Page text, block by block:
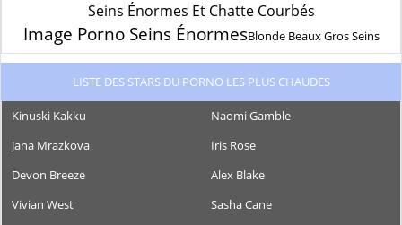
Seins Énormes Et Chatte Courbés
Image Porno Seins ÉnormesBlonde Beaux Gros Seins
LISTE DES STARS DU PORNO LES PLUS CHAUDES
Kinuski Kakku
Naomi Gamble
Jana Mrazkova
Iris Rose
Devon Breeze
Alex Blake
Vivian West
Sasha Cane